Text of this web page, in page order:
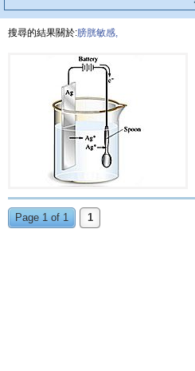
搜尋的結果關於:膀胱敏感,
Page 1 of 1 1